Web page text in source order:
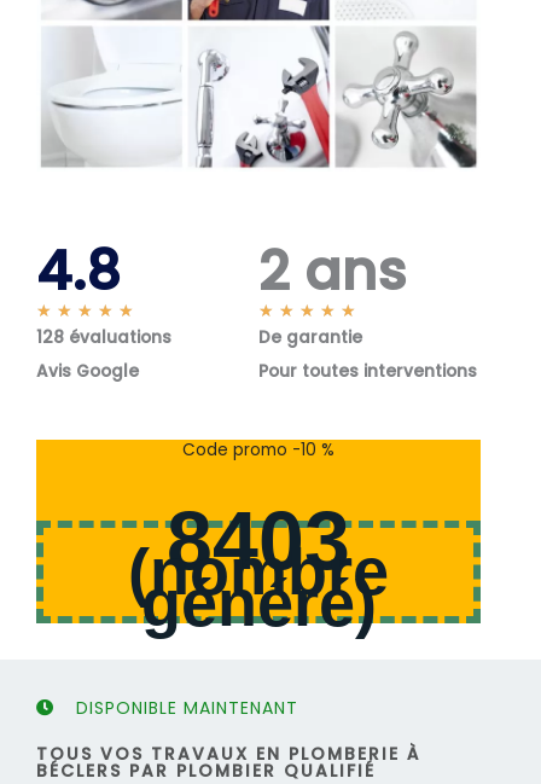
4.8
★ ★ ★ ★ ★
o
s
128 évaluations
Avis Google
2 ans
★ ★ ★ ★ ★
o
s
De garantie
Pour toutes interventions
Code promo -10 %
8403
(nombre
généré)
DISPONIBLE MAINTENANT
TOUS VOS TRAVAUX EN PLOMBERIE À
BÉCLERS PAR PLOMBIER QUALIFIÉ